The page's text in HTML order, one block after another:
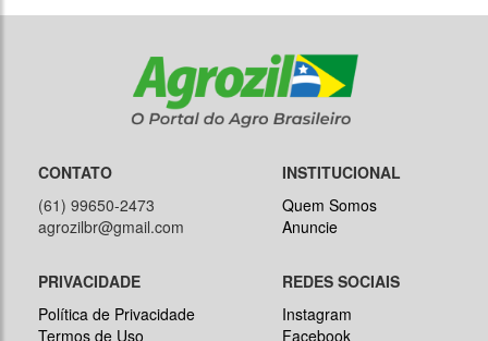
CONTATO
(61) 99650-2473
agrozilbr@gmail.com
INSTITUCIONAL
Quem Somos
Anuncie
PRIVACIDADE
Política de Privacidade
Termos de Uso
REDES SOCIAIS
Instagram
Facebook